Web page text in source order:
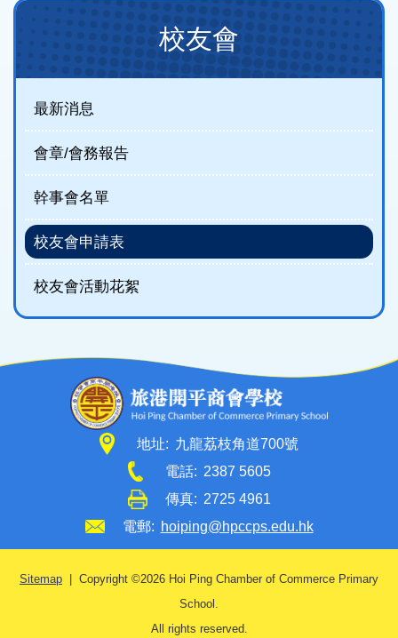
Main
(new)
校友會
最新消息
會章/會務報告
幹事會名單
校友會申請表
校友會活動花絮
地址: 九龍荔枝角道700號
電話: 2387 5605
傳真: 2725 4961
電郵: hoiping@hpccps.edu.hk
Sitemap | Copyright ©2026 Hoi Ping Chamber of Commerce Primary
School.
All rights reserved.